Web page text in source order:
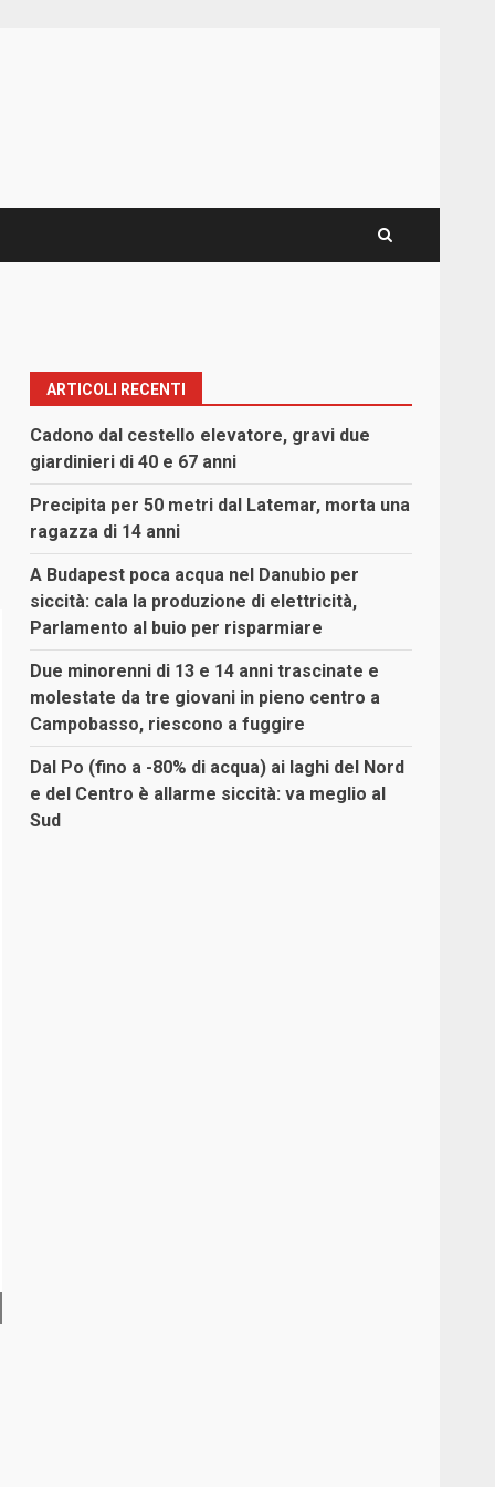
ARTICOLI RECENTI
Cadono dal cestello elevatore, gravi due
giardinieri di 40 e 67 anni
Precipita per 50 metri dal Latemar, morta una
ragazza di 14 anni
A Budapest poca acqua nel Danubio per
siccità: cala la produzione di elettricità,
Parlamento al buio per risparmiare
Due minorenni di 13 e 14 anni trascinate e
molestate da tre giovani in pieno centro a
Campobasso, riescono a fuggire
Dal Po (fino a -80% di acqua) ai laghi del Nord
e del Centro è allarme siccità: va meglio al
Sud